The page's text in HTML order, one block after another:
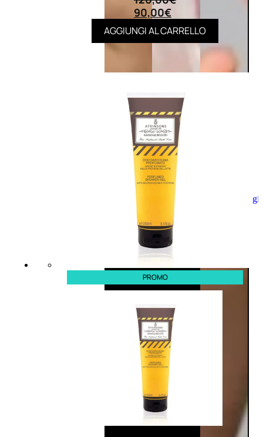
Aggiungi
90,00€
AGGIUNGI AL CARRELLO
PROMO